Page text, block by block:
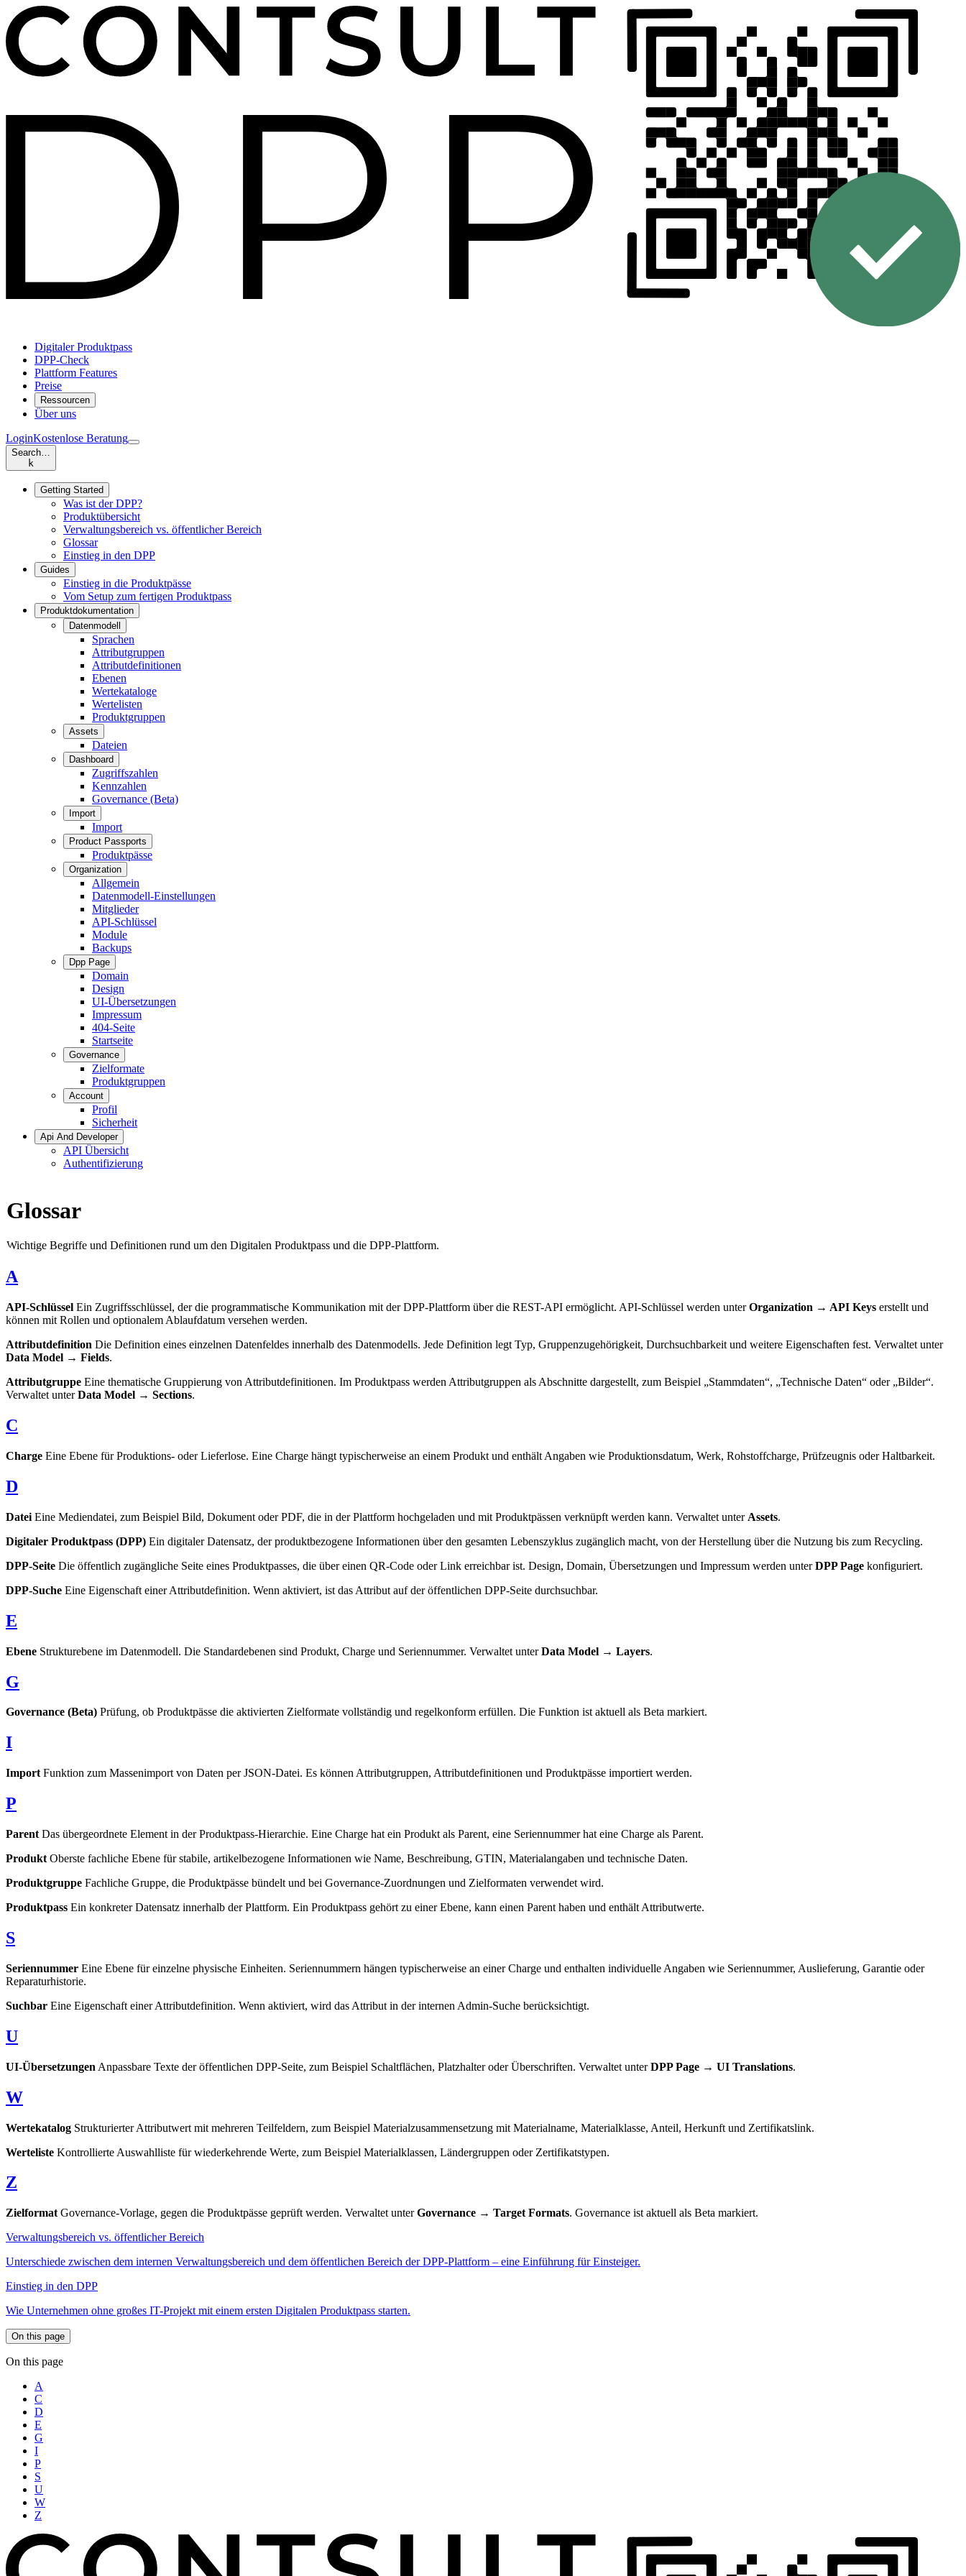
Digitaler Produktpass
DPP-Check
Plattform Features
Preise
Ressourcen
Über uns
LoginKostenlose Beratung
Search…
k
Getting Started
Was ist der DPP?
Produktübersicht
Verwaltungsbereich vs. öffentlicher Bereich
Glossar
Einstieg in den DPP
Guides
Einstieg in die Produktpässe
Vom Setup zum fertigen Produktpass
Produktdokumentation
Datenmodell
Sprachen
Attributgruppen
Attributdefinitionen
Ebenen
Wertekataloge
Wertelisten
Produktgruppen
Assets
Dateien
Dashboard
Zugriffszahlen
Kennzahlen
Governance (Beta)
Import
Import
Product Passports
Produktpässe
Organization
Allgemein
Datenmodell-Einstellungen
Mitglieder
API-Schlüssel
Module
Backups
Dpp Page
Domain
Design
UI-Übersetzungen
Impressum
404-Seite
Startseite
Governance
Zielformate
Produktgruppen
Account
Profil
Sicherheit
Api And Developer
API Übersicht
Authentifizierung
Glossar
Wichtige Begriffe und Definitionen rund um den Digitalen Produktpass und die DPP-Plattform.
A
API-Schlüssel Ein Zugriffsschlüssel, der die programmatische Kommunikation mit der DPP-Plattform über die REST-API ermöglicht. API-Schlüssel werden unterOrganization → API Keys erstellt und
können mit Rollen und optionalem Ablaufdatum versehen werden.
Attributdefinition Die Definition eines einzelnen Datenfeldes innerhalb des Datenmodells. Jede Definition legt Typ, Gruppenzugehörigkeit, Durchsuchbarkeit und weitere Eigenschaften fest. Verwaltet unter
Data Model → Fields.
Attributgruppe Eine thematische Gruppierung von Attributdefinitionen. Im Produktpass werden Attributgruppen als Abschnitte dargestellt, zum Beispiel „Stammdaten“, „Technische Daten“ oder „Bilder“.
Verwaltet unterData Model → Sections.
C
Charge Eine Ebene für Produktions- oder Lieferlose. Eine Charge hängt typischerweise an einem Produkt und enthält Angaben wie Produktionsdatum, Werk, Rohstoffcharge, Prüfzeugnis oder Haltbarkeit.
D
Datei Eine Mediendatei, zum Beispiel Bild, Dokument oder PDF, die in der Plattform hochgeladen und mit Produktpässen verknüpft werden kann. Verwaltet unter Assets.
Digitaler Produktpass (DPP) Ein digitaler Datensatz, der produktbezogene Informationen über den gesamten Lebenszyklus zugänglich macht, von der Herstellung über die Nutzung bis zum Recycling.
DPP-Seite Die öffentlich zugängliche Seite eines Produktpasses, die über einen QR-Code oder Link erreichbar ist. Design, Domain, Übersetzungen und Impressum werden unterDPP Page konfiguriert.
DPP-Suche Eine Eigenschaft einer Attributdefinition. Wenn aktiviert, ist das Attribut auf der öffentlichen DPP-Seite durchsuchbar.
E
Ebene Strukturebene im Datenmodell. Die Standardebenen sind Produkt, Charge und Seriennummer. Verwaltet unterData Model → Layers.
G
Governance (Beta) Prüfung, ob Produktpässe die aktivierten Zielformate vollständig und regelkonform erfüllen. Die Funktion ist aktuell als Beta markiert.
I
Import Funktion zum Massenimport von Daten per JSON-Datei. Es können Attributgruppen, Attributdefinitionen und Produktpässe importiert werden.
P
Parent Das übergeordnete Element in der Produktpass-Hierarchie. Eine Charge hat ein Produkt als Parent, eine Seriennummer hat eine Charge als Parent.
Produkt Oberste fachliche Ebene für stabile, artikelbezogene Informationen wie Name, Beschreibung, GTIN, Materialangaben und technische Daten.
Produktgruppe Fachliche Gruppe, die Produktpässe bündelt und bei Governance-Zuordnungen und Zielformaten verwendet wird.
Produktpass Ein konkreter Datensatz innerhalb der Plattform. Ein Produktpass gehört zu einer Ebene, kann einen Parent haben und enthält Attributwerte.
S
Seriennummer Eine Ebene für einzelne physische Einheiten. Seriennummern hängen typischerweise an einer Charge und enthalten individuelle Angaben wie Seriennummer, Auslieferung, Garantie oder
Reparaturhistorie.
Suchbar Eine Eigenschaft einer Attributdefinition. Wenn aktiviert, wird das Attribut in der internen Admin-Suche berücksichtigt.
U
UI-Übersetzungen Anpassbare Texte der öffentlichen DPP-Seite, zum Beispiel Schaltflächen, Platzhalter oder Überschriften. Verwaltet unterDPP Page → UI Translations.
W
Wertekatalog Strukturierter Attributwert mit mehreren Teilfeldern, zum Beispiel Materialzusammensetzung mit Materialname, Materialklasse, Anteil, Herkunft und Zertifikatslink.
Werteliste Kontrollierte Auswahlliste für wiederkehrende Werte, zum Beispiel Materialklassen, Ländergruppen oder Zertifikatstypen.
Z
Zielformat Governance-Vorlage, gegen die Produktpässe geprüft werden. Verwaltet unterGovernance → Target Formats. Governance ist aktuell als Beta markiert.
Verwaltungsbereich vs. öffentlicher Bereich
Unterschiede zwischen dem internen Verwaltungsbereich und dem öffentlichen Bereich der DPP-Plattform – eine Einführung für Einsteiger.
Einstieg in den DPP
Wie Unternehmen ohne großes IT-Projekt mit einem ersten Digitalen Produktpass starten.
On this page
On this page
A
C
D
E
G
I
P
S
U
W
Z